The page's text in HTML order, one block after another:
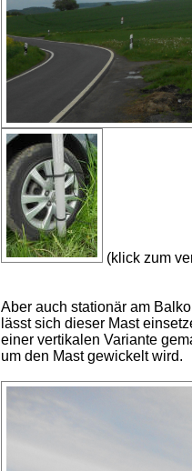
(klick zum
Aber auch stationär am
lässt sich dieser Mast
einer vertikalen Variante
um den Mast gewickelt wird.